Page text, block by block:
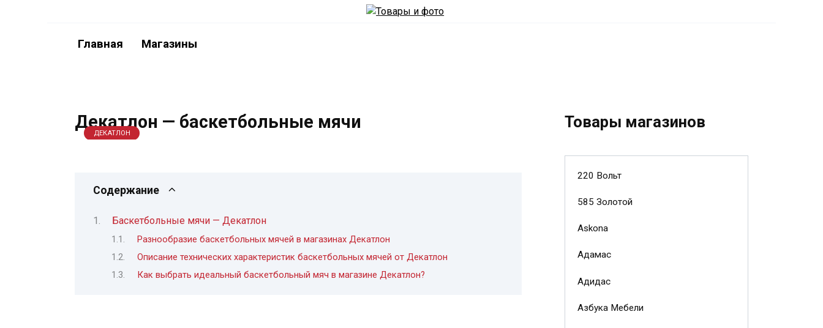
Главная Магазины
Декатлон — баскетбольные мячи
ДЕКАТЛОН
Содержание
Баскетбольные мячи — Декатлон
Разнообразие баскетбольных мячей в магазинах Декатлон
Описание технических характеристик баскетбольных мячей от Декатлон
Как выбрать идеальный баскетбольный мяч в магазине Декатлон?
Товары магазинов
220 Вольт
585 Золотой
Askona
Адамас
Адидас
Азбука Мебели